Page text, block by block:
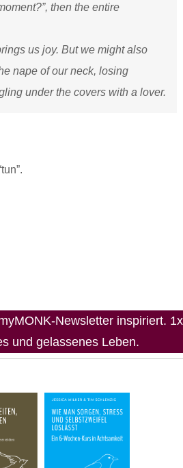
then the entire
us joy. But we might also
nape of our neck, losing
under the covers with a lover.
Newsletter inspiriert. 1x
und gelassenes Leben.